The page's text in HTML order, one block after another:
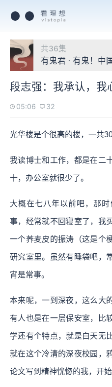
共36集
有鬼君 · 有鬼！中
段志强：我承认，我
05:06 32
光华楼是个很高的楼，一共30
我读博士和工作，都是在二
十，办公室就很少了。
大概在七八年以前吧，那
事，经常就不回寝室了，我
一个荞麦皮的振涛（这是个
研究室里。虽然有睡袋吧，
宵是常事。
本来呢，一到深夜，这么大
有人也是在一层保安室，比
学还有个特点，就是白天无
就在这个冷清的深夜校园，
论文写到精神恍惚的我，开始